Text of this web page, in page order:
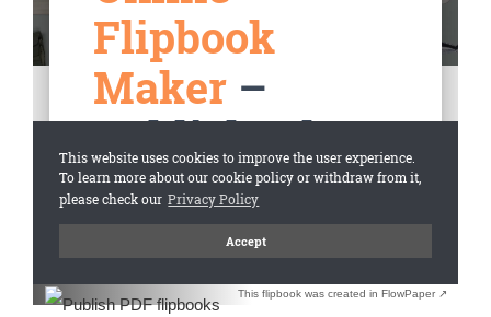
This flipbook was created in FlowPaper ↗